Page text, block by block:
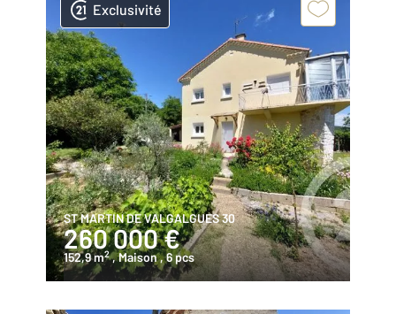
Exclusivité
ST MARTIN DE VALGALGUES 30
260 000 €
152,9 m2 , Maison, 6 pcs